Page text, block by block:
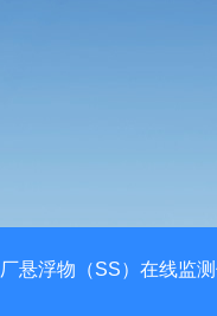
悬浮物（SS）在线监